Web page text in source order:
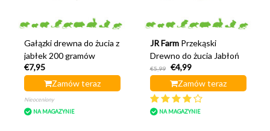
Gałązki drewna do żucia z
jabłek 200 gramów
€7,95
Zamów teraz
Nieoceniony
NA MAGAZYNIE
JR Farm Przekąski
Drewno do żucia Jabłoń
€5,99
€4,99
Zamów teraz
NA MAGAZYNIE